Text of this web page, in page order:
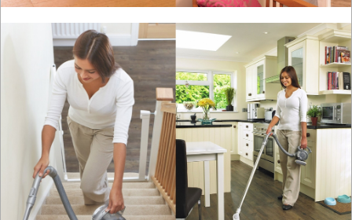
odkurzacze
urządzenia
elektroniczne
OGRODNICZE
NARZĘDZIA
PILARKI-
KOSIARKI-
KOSY